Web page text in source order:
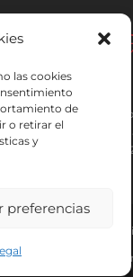
las cookies
de
o retirar el
y
preferencias
LIMITADA ha
y el
tenido lugar durante
Política de